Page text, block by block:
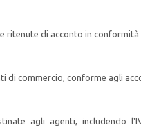
ritenute di acconto in
commercio, conforme agli
agli agenti, includendo